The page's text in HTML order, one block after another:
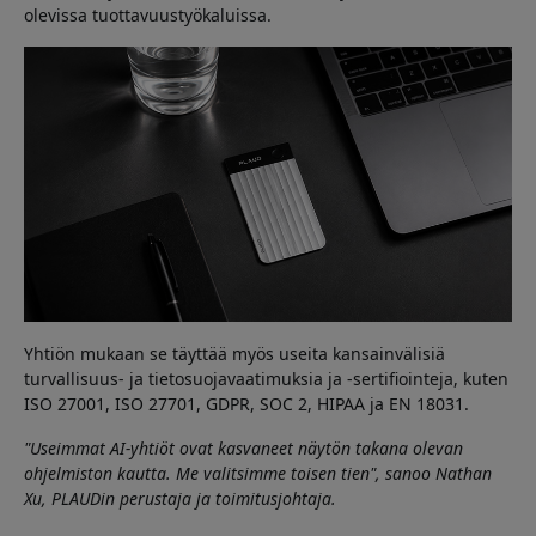
olevissa tuottavuustyökaluissa.
Yhtiön mukaan se täyttää myös useita kansainvälisiä
turvallisuus- ja tietosuojavaatimuksia ja -sertifiointeja, kuten
ISO 27001, ISO 27701, GDPR, SOC 2, HIPAA ja EN 18031.
"Useimmat AI-yhtiöt ovat kasvaneet näytön takana olevan
ohjelmiston kautta. Me valitsimme toisen tien", sanoo Nathan
Xu, PLAUDin perustaja ja toimitusjohtaja.